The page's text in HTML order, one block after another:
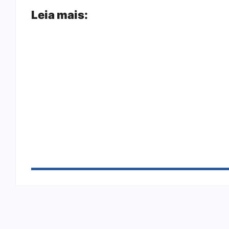
Leia mais: